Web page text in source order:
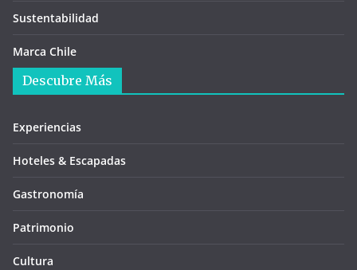
Sustentabilidad
Marca Chile
Descubre Más
Experiencias
Hoteles & Escapadas
Gastronomía
Patrimonio
Cultura